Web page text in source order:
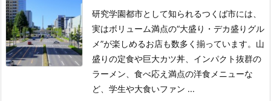
研究学園都市として知られるつくば市には、
実はボリューム満点の“大盛り・デカ盛りグル
メ”が楽しめるお店も数多く揃っています。 山
盛りの定食や巨大カツ丼、インパクト抜群の
ラーメン、食べ応え満点の洋食メニューな
ど、学生や大食いファン ...